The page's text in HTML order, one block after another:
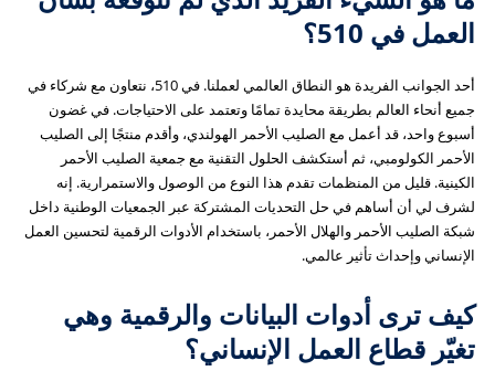
العمل في 510؟
أحد الجوانب الفريدة هو النطاق العالمي لعملنا. في 510، نتعاون مع شركاء في
جميع أنحاء العالم بطريقة محايدة تمامًا وتعتمد على الاحتياجات. في غضون
أسبوع واحد، قد أعمل مع الصليب الأحمر الهولندي، وأقدم منتجًا إلى الصليب
الأحمر الكولومبي، ثم أستكشف الحلول التقنية مع جمعية الصليب الأحمر
الكينية. قليل من المنظمات تقدم هذا النوع من الوصول والاستمرارية. إنه
لشرف لي أن أساهم في حل التحديات المشتركة عبر الجمعيات الوطنية داخل
شبكة الصليب الأحمر والهلال الأحمر، باستخدام الأدوات الرقمية لتحسين العمل
الإنساني وإحداث تأثير عالمي.
كيف ترى أدوات البيانات والرقمية وهي
تغيّر قطاع العمل الإنساني؟